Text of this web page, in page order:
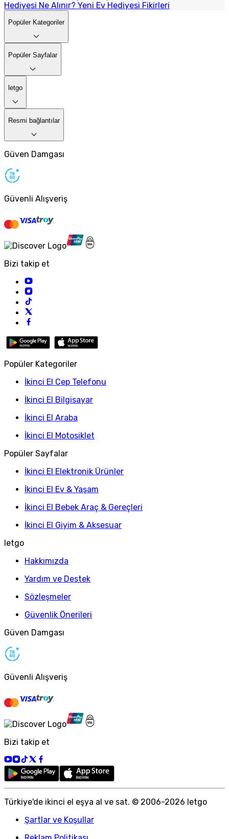
Hediyesi Ne Alınır? Yeni Ev Hediyesi Fikirleri
Popüler Kategoriler
Popüler Sayfalar
letgo
Resmi bağlantılar
Güven Damgası
Güvenli Alışveriş
Bizi takip et
Popüler Kategoriler
İkinci El Cep Telefonu
İkinci El Bilgisayar
İkinci El Araba
İkinci El Motosiklet
Popüler Sayfalar
İkinci El Elektronik Ürünler
İkinci El Ev & Yaşam
İkinci El Bebek Araç & Gereçleri
İkinci El Giyim & Aksesuar
letgo
Hakkımızda
Yardım ve Destek
Sözleşmeler
Güvenlik Önerileri
Güven Damgası
Güvenli Alışveriş
Bizi takip et
Türkiye'de ikinci el eşya al ve sat. © 2006-2026 letgo
Şartlar ve Koşullar